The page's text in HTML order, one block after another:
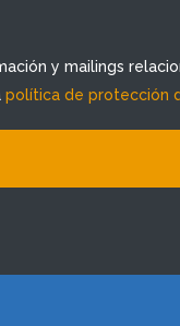
y mailings
política de protección